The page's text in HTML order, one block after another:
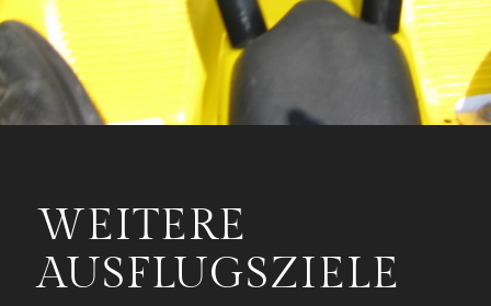
WEITERE
AUSFLUGSZIELE